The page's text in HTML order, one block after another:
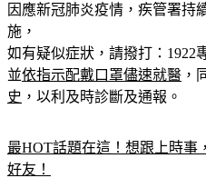
因應新冠肺炎疫情，疾管署持
施，
如有疑似症狀，請撥打：1922
並依指示配戴口罩儘速就醫 ，
史 ，以利及時診斷及通報。
最HOT話題在這！想跟上時事
好友！